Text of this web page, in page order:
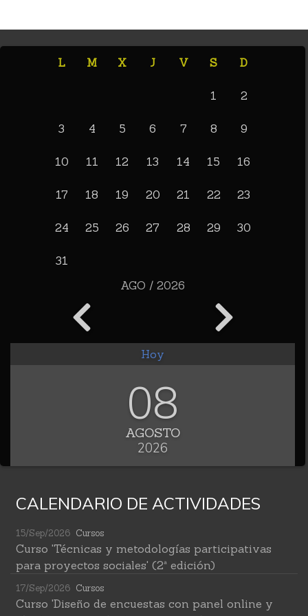
L M X J V S D
1 2
3 4 5 6 7 8 9
10 11 12 13 14 15 16
17 18 19 20 21 22 23
24 25 26 27 28 29 30
31
AGO / 2026
Hoy
08
AGOSTO
2026
CALENDARIO DE ACTIVIDADES
15/Sep/2026 Cursos
Curso 'Técnicas y metodologías participativas
para proyectos sociales' (2ª edición)
17/Sep/2026 Cursos
Curso 'Diseño de encuestas con panel online y